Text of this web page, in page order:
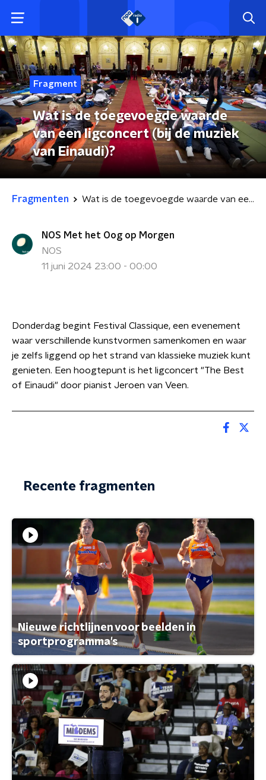
Fragment
Wat is de toegevoegde waarde
van een ligconcert (bij de muziek
van Einaudi)?
Fragmenten Wat is de toegevoegde waarde van een ligconcert (bij de muziek van Einaudi)?
NOS Met het Oog op Morgen
NOS
11 juni 2024 23:00 - 00:00
Donderdag begint Festival Classique, een evenement
waar verschillende kunstvormen samenkomen en waar
je zelfs liggend op het strand van klassieke muziek kunt
genieten. Een hoogtepunt is het ligconcert "The Best
of Einaudi" door pianist Jeroen van Veen.
Recente fragmenten
Nieuwe richtlijnen voor beelden in
sportprogramma's